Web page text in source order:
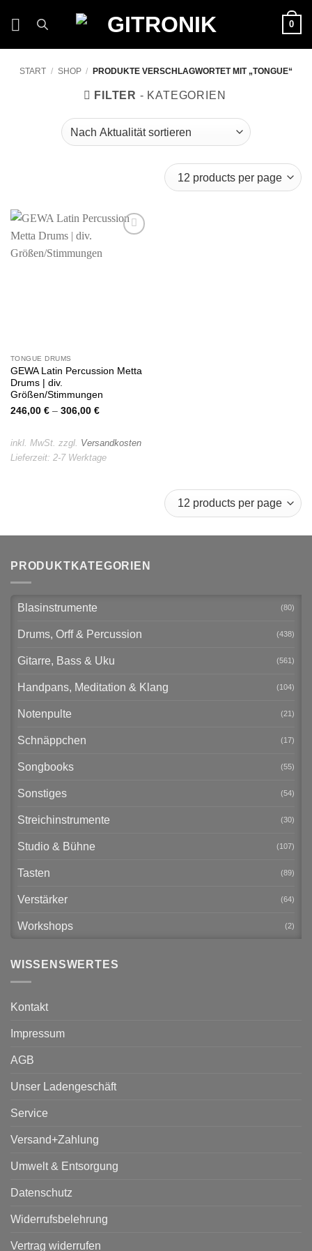
0
START / SHOP / PRODUKTE VERSCHLAGWORTET MIT „TONGUE“
FILTER
Wunschliste
TONGUE DRUMS
GEWA Latin Percussion Metta
Drums | div.
Größen/Stimmungen
246,00 €– 306,00 €
inkl. MwSt. zzgl. Versandkosten
Lieferzeit: 2-7 Werktage
PRODUKTKATEGORIEN
Blasinstrumente (80)
Drums, Orff & Percussion (438)
Gitarre, Bass & Uku (561)
Handpans, Meditation & Klang (104)
Notenpulte (21)
Schnäppchen (17)
Songbooks (55)
Sonstiges (54)
Streichinstrumente (30)
Studio & Bühne (107)
Tasten (89)
Verstärker (64)
Workshops (2)
WISSENSWERTES
Kontakt
Impressum
AGB
Unser Ladengeschäft
Service
Versand+Zahlung
Umwelt & Entsorgung
Datenschutz
Widerrufsbelehrung
Vertrag widerrufen